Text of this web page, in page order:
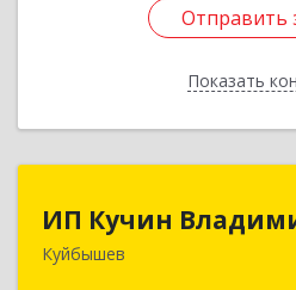
Отправить
Показать
Отправить
Назад
ИП Кучин
Куйбышев632387,